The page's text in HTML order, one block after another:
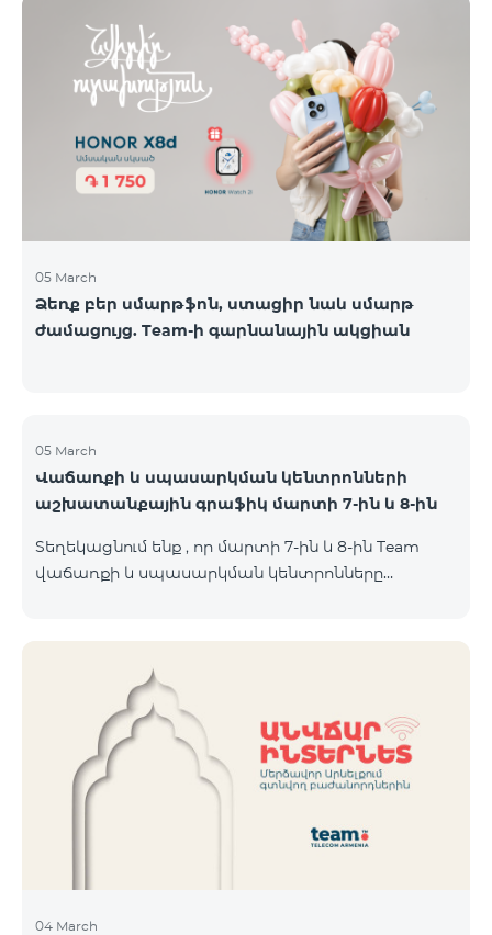
օպերատորների կողմից։ Ձայնային կապի և SMS
ծառայությունները շարունակում են գործել։
Իրադարձությունների վերաբերյալ լրացուցիչ
տեղեկատվություն կտրամադրվի իրավիճակի
փոփոխության դեպքում։ Շնորհակալություն
ըմբռնման համար։
05 March
Ձեռք բեր սմարթֆոն, ստացիր նաև սմարթ
ժամացույց. Team-ի գարնանային ակցիան
05 March
Վաճառքի և սպասարկման կենտրոնների
աշխատանքային գրաֆիկ մարտի 7-ին և 8-ին
Տեղեկացնում ենք , որ մարտի 7-ին և 8-ին Team
վաճառքի և սպասարկման կենտրոնները
գյուղ ՎևՍԿ հասցե "Տելեկոմ Արմենիա" ԲԲԸ
Աշխատանքային ժամեր Երկ-Ուրբ Շաբաթ-07․03
Կիրակի-08․03 Երևան Կենտրոն Իսակովի
պողոտա 3/7 09:00-18:00 09:00-18:00 10:00-19:00
Երևան Կենտրոն Խորենացու փողոց 26/26 09:00-
04 March